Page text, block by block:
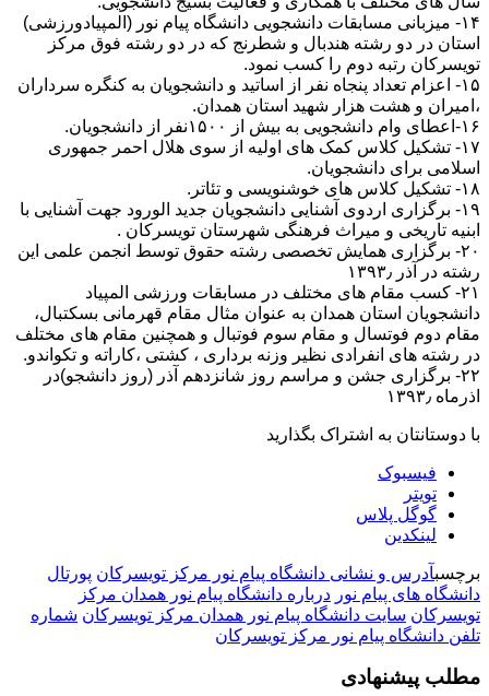
۱۴- میزبانی مسابقات دانشجویی دانشگاه پیام نور (المپیادورزشی)
استان در دو رشته هندبال و شطرنج که در دو رشته فوق مرکز
تویسرکان رتبه دوم را کسب نمود.
۱۵- اعزام تعداد پنجاه نفر از اساتید و دانشجویان به کنگره سرداران
،امیران و هشت هزار شهید استان همدان.
۱۶-اعطای وام دانشجویی به بیش از ۱۵۰۰نفر از دانشجویان.
۱۷- تشکیل کلاس کمک های اولیه از سوی هلال احمر جمهوری
اسلامی برای دانشجویان.
۱۸- تشکیل کلاس های خوشنویسی و تئاتر.
۱۹- برگزاری اردوی آشنایی دانشجویان جدید الورود جهت آشنایی با
ابنیه تاریخی و میراث فرهنگی شهرستان تویسرکان .
۲۰- برگزاری همایش تخصصی رشته حقوق توسط انجمن علمی این
رشته در آذر ۱۳۹۳٫
۲۱- کسب مقام های مختلف در مسابقات ورزشی المپیاد
دانشجویان استان همدان به عنوان مثال مقام قهرمانی بسکتبال،
مقام دوم فوتسال و مقام سوم فوتبال و همچنین مقام های مختلف
در رشته های انفرادی نظیر وزنه برداری ، کشتی ،کاراته و تکواندو.
۲۲- برگزاری جشن و مراسم روز شانزدهم آذر (روز دانشجو)در
اذرماه ۱۳۹۳٫
با دوستانتان به اشتراک بگذارید
فیسبوک
تویتر
گوگل پلاس
لینکدین
برچسبآدرس و نشانی دانشگاه پیام نور مرکز تویسرکان پورتال
دانشگاه های پیام نور درباره دانشگاه پیام نور همدان مرکز
تویسرکان سایت دانشگاه پیام نور همدان مرکز تویسرکان شماره
تلفن دانشگاه پیام نور مرکز تویسرکان
مطلب پیشنهادی